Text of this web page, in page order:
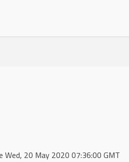
Wed, 20 May 2020 07:36:00 GMT